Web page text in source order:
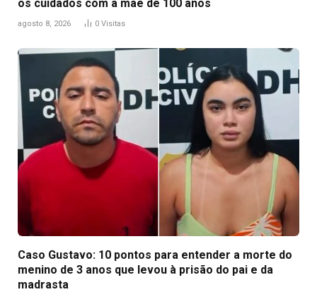
os cuidados com a mãe de 100 anos
agosto 8, 2026 0 Visitas
Caso Gustavo: 10 pontos para entender a morte do
menino de 3 anos que levou à prisão do pai e da
madrasta